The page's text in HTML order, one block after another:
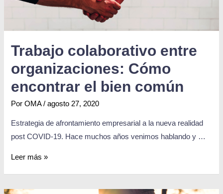
Trabajo colaborativo entre
organizaciones: Cómo
encontrar el bien común
PorOMA /agosto 27, 2020
Estrategia de afrontamiento empresarial a la nueva realidad
post COVID-19. Hace muchos años venimos hablando y …
Leer más »